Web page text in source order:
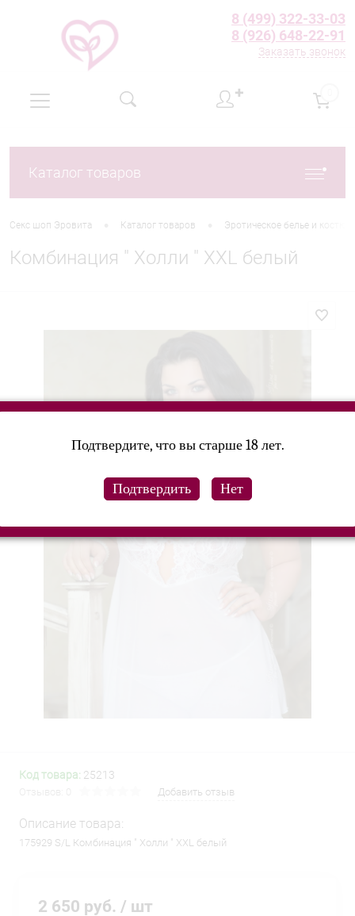
8 (499) 322-33-03
8 (926) 648-22-91
Заказать звонок
✚
Каталог товаров
Секс шоп Эровита Каталог товаров Эротическое белье и
Комбинация " Холли " XXL белый
Код товара: 25213
Добавить отзыв
Описание товара:
175929 S/L Комбинация " Холли " XXL белый
2 650 руб. / шт
Подтвердите, что вы старше 18 лет.